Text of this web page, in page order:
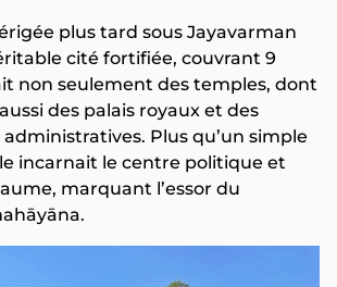
plus tard sous Jayavarman
cité fortifiée, couvrant 9
non seulement des temples, dont
des palais royaux et des
Plus qu’un simple
incarnait le centre politique et
marquant l’essor du